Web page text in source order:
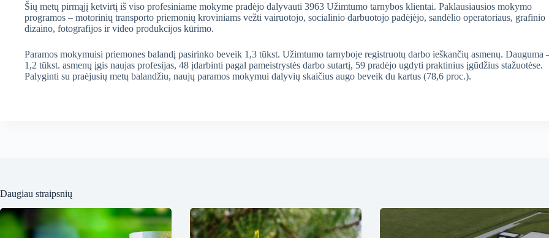
Šių metų pirmąjį ketvirtį iš viso profesiniame mokyme pradėjo dalyvauti 3963 Užimtumo tarnybos klientai. Paklausiausios mokymo
programos – motorinių transporto priemonių kroviniams vežti vairuotojo, socialinio darbuotojo padėjėjo, sandėlio operatoriaus, grafinio
dizaino, fotografijos ir video produkcijos kūrimo.
Paramos mokymuisi priemones balandį pasirinko beveik 1,3 tūkst. Užimtumo tarnyboje registruotų darbo ieškančių asmenų. Dauguma
1,2 tūkst. asmenų įgis naujas profesijas, 48 įdarbinti pagal pameistrystės darbo sutartį, 59 pradėjo ugdyti praktinius įgūdžius stažuotėse.
Palyginti su praėjusių metų balandžiu, naujų paramos mokymui dalyvių skaičius augo beveik du kartus (78,6 proc.).
Daugiau straipsnių